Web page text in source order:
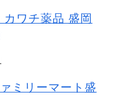
ワチ薬品 盛岡
ミリーマート盛